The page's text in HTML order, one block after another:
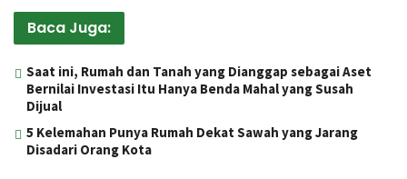
Baca Juga:
Saat ini, Rumah dan Tanah yang Dianggap sebagai Aset
Bernilai Investasi Itu Hanya Benda Mahal yang Susah
Dijual
5 Kelemahan Punya Rumah Dekat Sawah yang Jarang
Disadari Orang Kota